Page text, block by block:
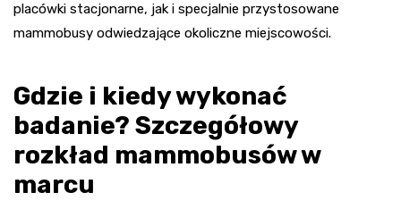
placówki stacjonarne, jak i specjalnie przystosowane
mammobusy odwiedzające okoliczne miejscowości.
Gdzie i kiedy wykonać
badanie? Szczegółowy
rozkład mammobusów w
marcu